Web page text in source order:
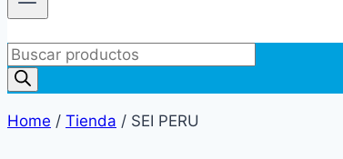
Products
search
Home / Tienda / SEI PERU